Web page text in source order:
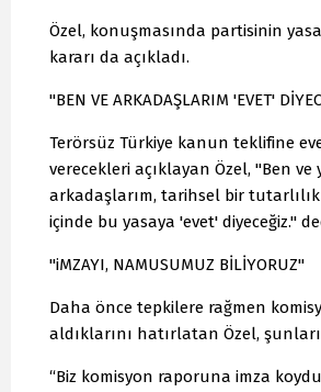
Özel, konuşmasında partisinin
kararı da açıkladı.
"BEN VE ARKADAŞLARIM 'EVET'
Terörsüz Türkiye kanun teklifine
verecekleri açıklayan Özel, "Ben ve
arkadaşlarım, tarihsel bir
içinde bu yasaya 'evet' diyeceğiz."
"iMZAYI, NAMUSUMUZ BİLİYORUZ"
Daha önce tepkilere rağmen
aldıklarını hatırlatan Özel,
“Biz komisyon raporuna imza